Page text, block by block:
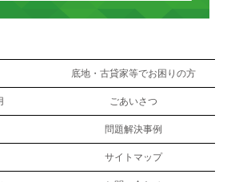
底地・古貸家等でお困りの方
ごあいさつ
問題解決事例
サイトマップ